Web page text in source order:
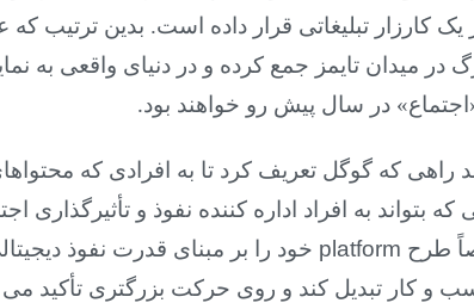
کارزار تبلیغاتی قرار داده است. بدین ترتیب که
در میدان تایمز جمع کرده و در دنیای واقعی به
در سال پیش رو خواهند بود.
راهی که گوگل تعریف کرد تا به افرادی که
بتواند به افراد اداره کننده نفوذ و تأثیرگذاری
طرح platform خود را بر مبنای قدرت نفوذ
و کار تبدیل کند و روی حرکت بزرگتری تأکید می